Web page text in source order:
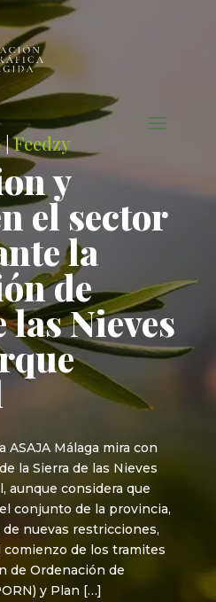
|Feedzy
y
el sector
la
de
Nieves
ASAJA Málaga mira con
la Sierra de las Nieves
aunque considera que
conjunto de la provincia,
nuevas restricciones,
de los tramites
de Ordenación de
y Plan […]